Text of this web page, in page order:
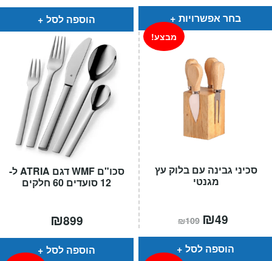
הוספה לסל בחר אפשרויות
סכו"ם WMF דגם ATRIA ל-
12 סועדים 60 חלקים
₪899
הוספה לסל
סכיני גבינה עם בלוק עץ
מגנטי
מבצע!
₪109 המחיר
המקורי
היה:
₪109.
₪49
הוא:
הוספה לסל